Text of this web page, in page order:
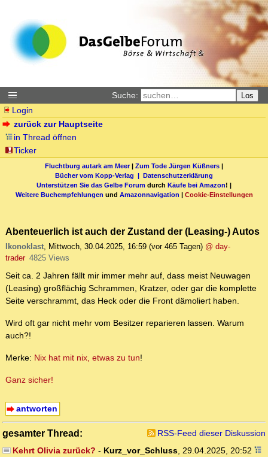
Suche: Los
Login
zurück zur Hauptseite
in Thread öffnen
Ticker
Fluchtburg autark am Meer| Zum Tode Jürgen Küßners |
Bücher vom Kopp-Verlag | Datenschutzerklärung
Unterstützen Sie das Gelbe Forum durch Käufe bei Amazon! |
Weitere Buchempfehlungen und Amazonnavigation | Cookie-Einstellungen
Abenteuerlich ist auch der Zustand der (Leasing-) Autos
Ikonoklast, Mittwoch, 30.04.2025, 16:59 (vor 465 Tagen) @ day-
trader 4825 Views
Seit ca. 2 Jahren fällt mir immer mehr auf, dass meist Neuwagen
(Leasing) großflächig Schrammen, Kratzer, oder gar die komplette
Seite verschrammt, das Heck oder die Front dämoliert haben.
Wird oft gar nicht mehr vom Besitzer reparieren lassen. Warum
auch?!
Merke: Nix hat mit nix, etwas zu tun!
Ganz sicher!
antworten
gesamter Thread:
RSS-Feed dieser Diskussion
Kehrt Olivia zurück? - Kurz_vor_Schluss, 29.04.2025, 20:52